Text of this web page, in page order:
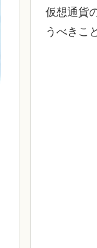
仮想通貨
うべきこ